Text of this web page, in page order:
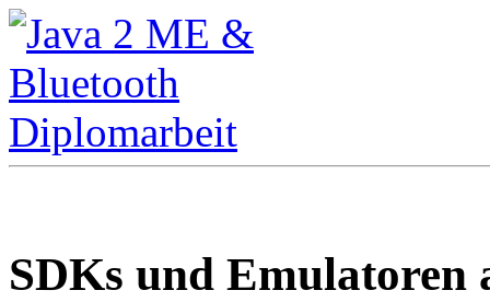
SDKs und Emulatoren